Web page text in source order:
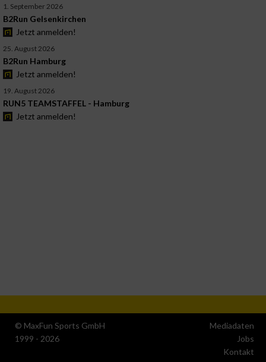
1. September 2026
B2Run Gelsenkirchen
Jetzt anmelden!
25. August 2026
B2Run Hamburg
Jetzt anmelden!
19. August 2026
RUN5 TEAMSTAFFEL - Hamburg
Jetzt anmelden!
© MaxFun Sports GmbH
1999 - 2026
Mediadaten
Jobs
Kontakt